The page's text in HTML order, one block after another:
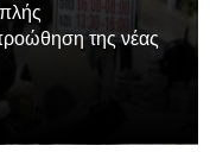
της νέας